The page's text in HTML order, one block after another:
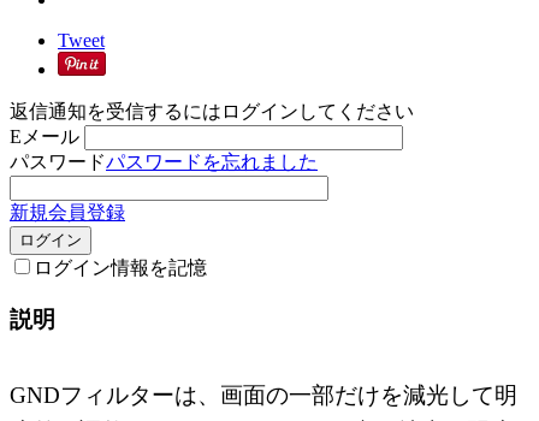
Tweet
返信通知を受信するにはログインしてください
Eメール
パスワードパスワードを忘れました
新規会員登録
ログイン
ログイン情報を記憶
説明
GNDフィルターは、画面の一部だけを減光して明